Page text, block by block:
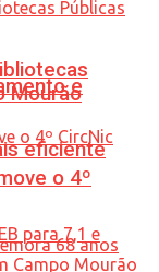
e
eficiente
Mourão
o 4º